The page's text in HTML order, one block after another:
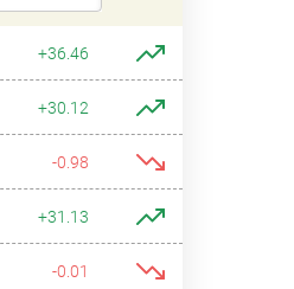
+36.46
+30.12
-0.98
+31.13
-0.01